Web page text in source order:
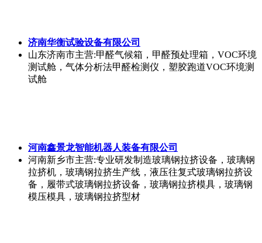
济南华衡试验设备有限公司
山东济南市主营:甲醛气候箱，甲醛预处理箱，VOC环境
测试舱，气体分析法甲醛检测仪，塑胶跑道VOC环境测
试舱
河南鑫景龙智能机器人装备有限公司
河南新乡市主营:专业研发制造玻璃钢拉挤设备，玻璃钢
拉挤机，玻璃钢拉挤生产线，液压往复式玻璃钢拉挤设
备，履带式玻璃钢拉挤设备，玻璃钢拉挤模具，玻璃钢
模压模具，玻璃钢拉挤型材